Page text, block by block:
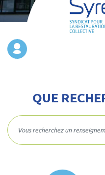
QUE
Que recherchez-vous ?